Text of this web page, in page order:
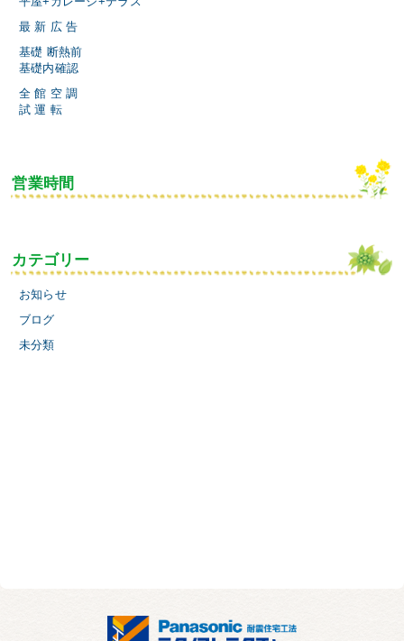
最 新 広 告
基礎 断熱前
基礎内確認
全 館 空 調
試 運 転
営業時間
カテゴリー
お知らせ
ブログ
未分類